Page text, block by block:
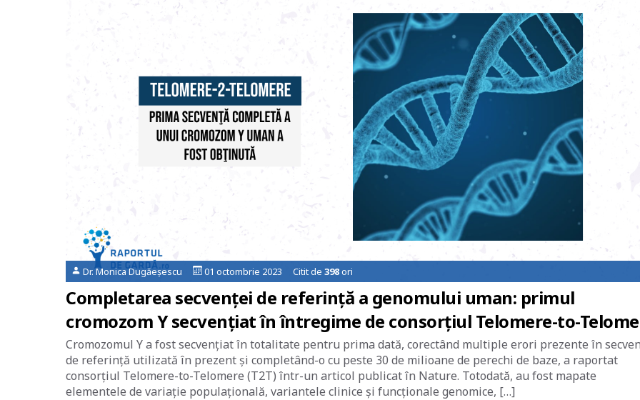
Dr. Monica Dugăeșescu 01 octombrie 2023 Citit de 398ori
Completarea secvenţei de referinţă a genomului uman: primul
cromozom Y secvenţiat în întregime de consorţiul Telomere-to-
Cromozomul Y a fost secvențiat în totalitate pentru prima dată, corectând multiple erori prezente în
de referinţă utilizată în prezent şi completând-o cu peste 30 de milioane de perechi de baze, a raportat
consorţiul Telomere-to-Telomere (T2T) într-un articol publicat în Nature. Totodată, au fost mapate
elementele de variaţie populaţională, variantele clinice şi funcţionale genomice, […]